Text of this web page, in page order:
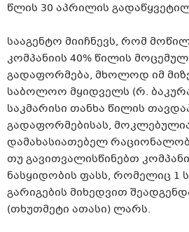
წლის 30 აპრილის
სააგენტო მიიჩნევს, რომ
კომპანიის 40% წილის
გადაფორმება, მხოლოდ იმ
საბოლოო მყიდველს (რ.
საკმარისი თანხა წილის
გადაფორმებისას, მოკლებულია
დამახასიათებელ
თუ გავითვალისწინებთ
ნასყიდობის ფასს, რომელიც 1
გარიგების მიხედვით
(თხუთმეტი ათასი) ლარს.